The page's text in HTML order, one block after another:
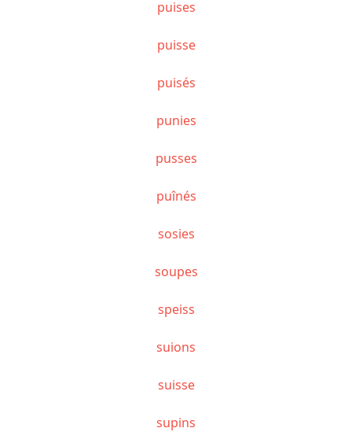
puises
puisse
puisés
punies
pusses
puînés
sosies
soupes
speiss
suions
suisse
supins